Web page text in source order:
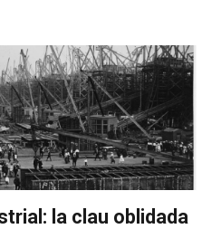
la clau oblidada